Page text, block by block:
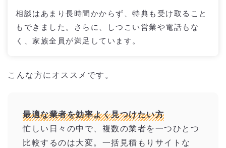
相談はあまり長時間かからず、特典も受け取ること
もできました。さらに、しつこい営業や電話もな
く、家族全員が満足しています。
こんな方にオススメです。
最適な業者を効率よく見つけたい方
忙しい日々の中で、複数の業者を一つひとつ
比較するのは大変。一括見積もりサイトな